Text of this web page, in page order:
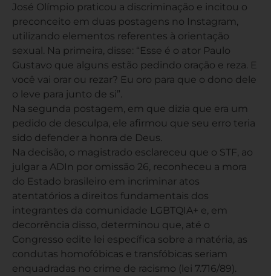
José Olímpio praticou a discriminação e incitou o
preconceito em duas postagens no Instagram,
utilizando elementos referentes à orientação
sexual. Na primeira, disse: “Esse é o ator Paulo
Gustavo que alguns estão pedindo oração e reza. E
você vai orar ou rezar? Eu oro para que o dono dele
o leve para junto de si”.
Na segunda postagem, em que dizia que era um
pedido de desculpa, ele afirmou que seu erro teria
sido defender a honra de Deus.
Na decisão, o magistrado esclareceu que o STF, ao
julgar a ADIn por omissão 26, reconheceu a mora
do Estado brasileiro em incriminar atos
atentatórios a direitos fundamentais dos
integrantes da comunidade LGBTQIA+ e, em
decorrência disso, determinou que, até o
Congresso edite lei específica sobre a matéria, as
condutas homofóbicas e transfóbicas seriam
enquadradas no crime de racismo (lei 7.716/89).